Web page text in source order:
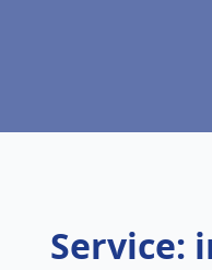
Service: